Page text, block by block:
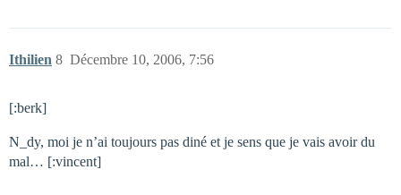
Ithilien Décembre 10, 2006, 7:56
8
[:berk]
N_dy, moi je n’ai toujours pas diné et je sens que je vais avoir du
mal… [:vincent]